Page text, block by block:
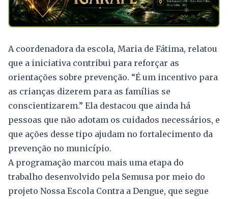
A coordenadora da escola, Maria de Fátima, relatou
que a iniciativa contribui para reforçar as
orientações sobre prevenção. “É um incentivo para
as crianças dizerem para as famílias se
conscientizarem.” Ela destacou que ainda há
pessoas que não adotam os cuidados necessários, e
que ações desse tipo ajudam no fortalecimento da
prevenção no município.
A programação marcou mais uma etapa do
trabalho desenvolvido pela Semusa por meio do
projeto Nossa Escola Contra a Dengue, que segue